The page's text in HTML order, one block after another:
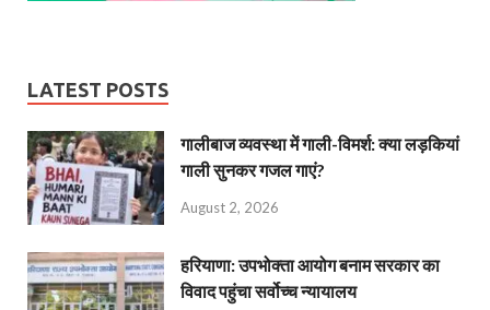
LATEST POSTS
गालीबाज व्‍यवस्‍था में गाली-विमर्श: क्या लड़कियां
गाली सुनकर गजल गाएं?
August 2, 2026
हरियाणा: उपभोक्ता आयोग बनाम सरकार का
विवाद पहुंचा सर्वोच्च न्यायालय